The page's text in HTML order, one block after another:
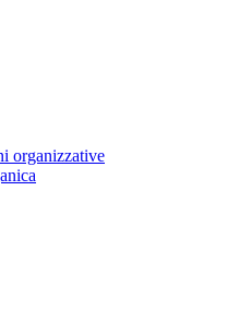
organizzative